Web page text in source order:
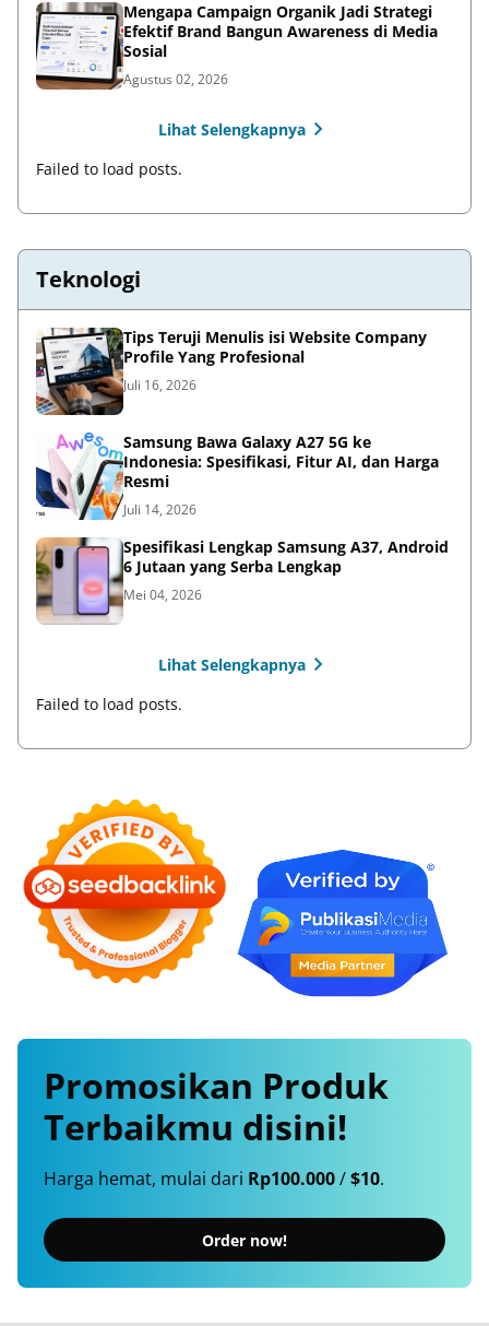
Mengapa Campaign Organik Jadi Strategi
Efektif Brand Bangun Awareness di Media
Sosial
Agustus 02, 2026
Lihat Selengkapnya
Failed to load posts.
Teknologi
Tips Teruji Menulis isi Website Company
Profile Yang Profesional
Juli 16, 2026
Samsung Bawa Galaxy A27 5G ke
Indonesia: Spesifikasi, Fitur AI, dan Harga
Resmi
Juli 14, 2026
Spesifikasi Lengkap Samsung A37, Android
6 Jutaan yang Serba Lengkap
Mei 04, 2026
Lihat Selengkapnya
Failed to load posts.
Promosikan Produk
Terbaikmu disini!
Harga hemat, mulai dari Rp100.000/$10.
Order now!